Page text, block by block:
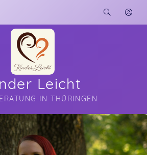
Leicht
IN THÜRINGEN
about me here...